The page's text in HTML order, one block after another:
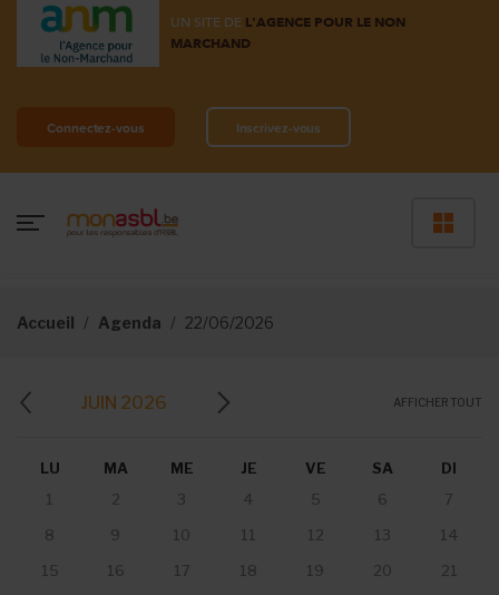
UN SITE DE L'AGENCE POUR LE NON
MARCHAND
Connectez-vous Inscrivez-vous
Accueil Agenda 22/06/2026
JUIN 2026
LU MA ME JE VE SA
DI
1
2 3 4 5 6
7
8
9 10 11 12 13
14
15
16 17 18 19 20
21
AFFICHER TOUT